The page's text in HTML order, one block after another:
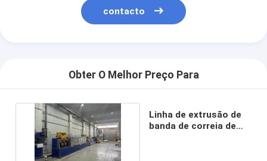
contacto
Obter O Melhor Preço Para
Linha de extrusão de
banda de correia de